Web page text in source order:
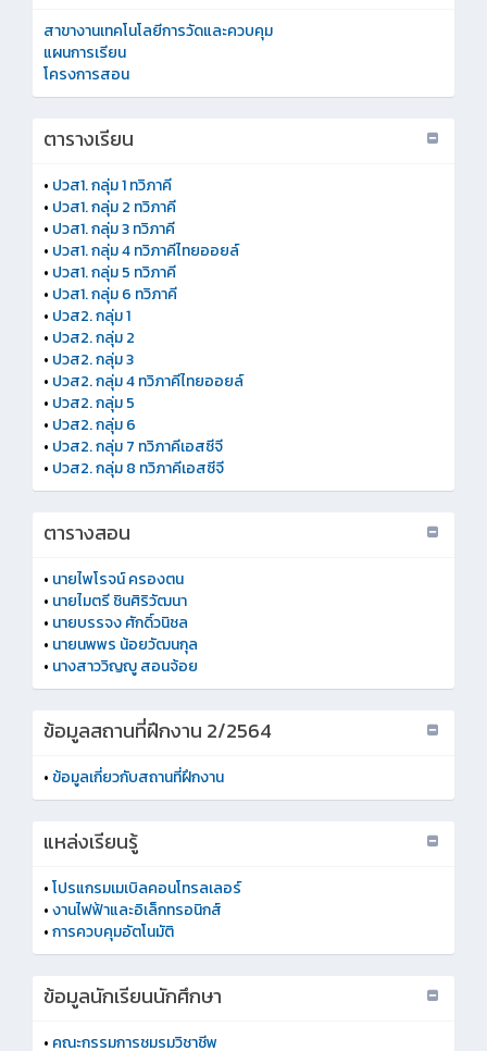
สาขางานเทคโนโลยีการวัดและควบคุม
แผนการเรียน
โครงการสอน
ตารางเรียน
• ปวส1. กลุ่ม 1 ทวิภาคี
• ปวส1. กลุ่ม 2 ทวิภาคี
• ปวส1. กลุ่ม 3 ทวิภาคี
• ปวส1. กลุ่ม 4 ทวิภาคีไทยออยล์
• ปวส1. กลุ่ม 5 ทวิภาคี
• ปวส1. กลุ่ม 6 ทวิภาคี
• ปวส2. กลุ่ม 1
• ปวส2. กลุ่ม 2
• ปวส2. กลุ่ม 3
• ปวส2. กลุ่ม 4 ทวิภาคีไทยออยล์
• ปวส2. กลุ่ม 5
• ปวส2. กลุ่ม 6
• ปวส2. กลุ่ม 7 ทวิภาคีเอสซีจี
• ปวส2. กลุ่ม 8 ทวิภาคีเอสซีจี
ตารางสอน
• นายไพโรจน์ ครองตน
• นายไมตรี ชินศิริวัฒนา
• นายบรรจง ศักดิ์วนิชล
• นายนพพร น้อยวัฒนกุล
• นางสาววิญญู สอนจ้อย
ข้อมูลสถานที่ฝึกงาน 2/2564
• ข้อมูลเกี่ยวกับสถานที่ฝึกงาน
แหล่งเรียนรู้
•โปรแกรมเมเบิลคอนโทรลเลอร์
•งานไฟฟ้าและอิเล็กทรอนิกส์
•การควบคุมอัตโนมัติ
ข้อมูลนักเรียนนักศึกษา
• คณะกรรมการชมรมวิชาชีพ